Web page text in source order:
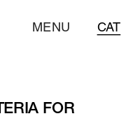
CAT
MENU
FOR